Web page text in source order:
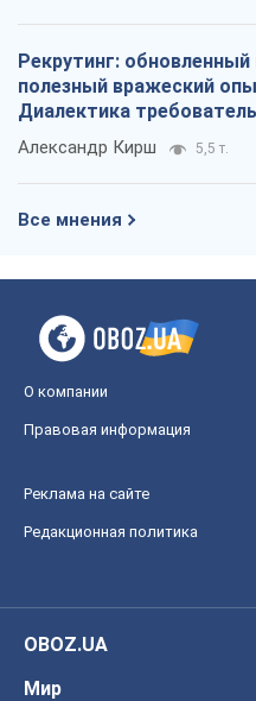
Рекрутинг:
полезный вражеский
Диалектика
Александр Кирш 5,5 т.
Все мнения
О компании
Правовая информация
Реклама на сайте
Редакционная политика
OBOZ.UA
Мир